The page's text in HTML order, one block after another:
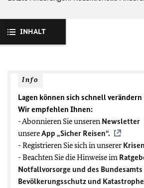
INHALT
Info
Lagen können sich schnell
Wir empfehlen Ihnen:
- Abonnieren Sie unseren Newsletter
unsereApp „Sicher Reisen“.
- Registrieren Sie sich in unserer
- Beachten Sie die Hinweise im
Notfallvorsorge und des
Bevölkerungsschutz und